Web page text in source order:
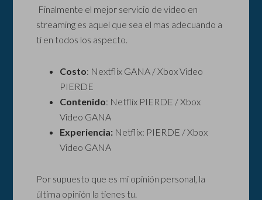
Finalmente el mejor servicio de video en
streaming es aquel que sea el mas adecuando a
ti en todos los aspecto.
Costo: Nextflix GANA / Xbox Video
PIERDE
Contenido: Netflix PIERDE / Xbox
Video GANA
Experiencia: Netflix: PIERDE / Xbox
Video GANA
Por supuesto que es mi opinión personal, la
última opinión la tienes tu.